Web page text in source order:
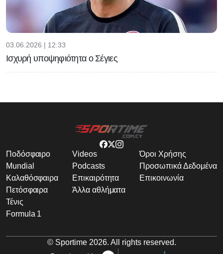
03.06.2026 | 12:33
Ισχυρή υποψηφιότητα ο Σέγιες
Ποδόσφαιρο
Mundial
Καλαθόσφαιρα
Πετόσφαιρα
Τένις
Formula 1
Videos
Podcasts
Επικαιρότητα
Άλλα αθλήματα
Όροι Χρήσης
Προσωπικά Δεδομένα
Επικοινωνία
© Sportime 2026. All rights reserved.